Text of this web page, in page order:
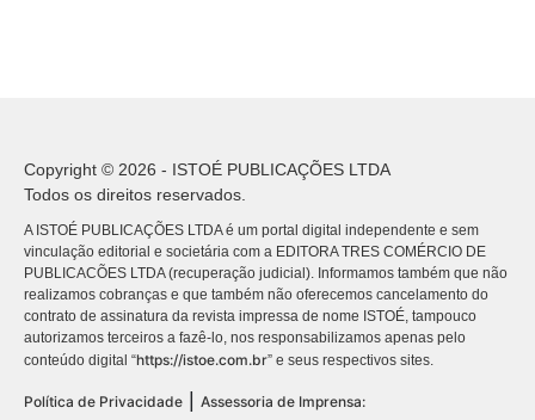
Copyright © 2026 - ISTOÉ PUBLICAÇÕES LTDA
Todos os direitos reservados.
A ISTOÉ PUBLICAÇÕES LTDA é um portal digital independente e sem
vinculação editorial e societária com a EDITORA TRES COMÉRCIO DE
PUBLICACÕES LTDA (recuperação judicial). Informamos também que não
realizamos cobranças e que também não oferecemos cancelamento do
contrato de assinatura da revista impressa de nome ISTOÉ, tampouco
autorizamos terceiros a fazê-lo, nos responsabilizamos apenas pelo
conteúdo digital “https://istoe.com.br” e seus respectivos sites.
Política de Privacidade
Assessoria de Imprensa: